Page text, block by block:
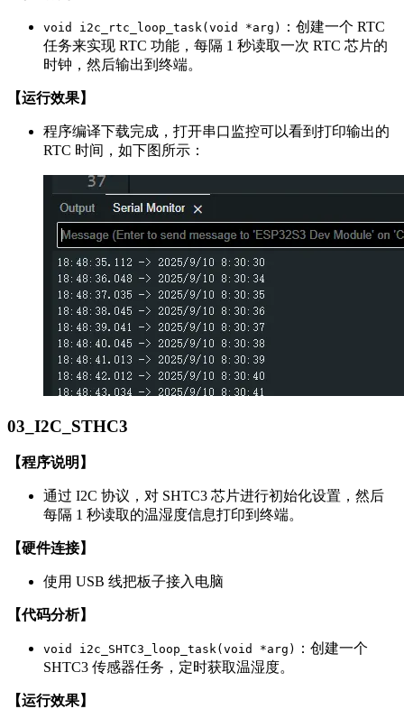
void i2c_rtc_loop_task(void *arg)
：创建一个 RTC
任务来实现 RTC 功能，每隔 1 秒读取一次 RTC 芯片的
时钟，然后输出到终端。
【运行效果】
程序编译下载完成，打开串口监控可以看到打印输出的
RTC 时间，如下图所示：
03_I2C_STHC3
【程序说明】
通过 I2C 协议，对 SHTC3 芯片进行初始化设置，然后
每隔 1 秒读取的温湿度信息打印到终端。
【硬件连接】
使用 USB 线把板子接入电脑
【代码分析】
void i2c_SHTC3_loop_task(void *arg)
：创建一个
SHTC3 传感器任务，定时获取温湿度。
【运行效果】